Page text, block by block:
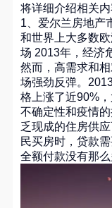
将详细介绍相关内
1、爱尔兰房地产
和世界上大多数
场 2013年，经济
然而，高需求和
场强劲反弹。
格上涨了近90%
不确定性和疫情
乏现成的住房供
民买房时，贷款
全额付款没有那么